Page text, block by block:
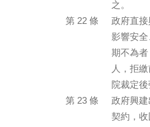
之。
第 22 條
政府直
影響安
期不為
人，拒
院裁定
第 23 條
政府興
契約，